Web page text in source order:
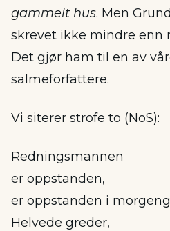
gammelt hus. Men
skrevet ikke mindre enn
Det gjør ham til en av
salmeforfattere.
Vi siterer strofe to (NoS):
Redningsmannen
er oppstanden,
er oppstanden i
Helvede greder,